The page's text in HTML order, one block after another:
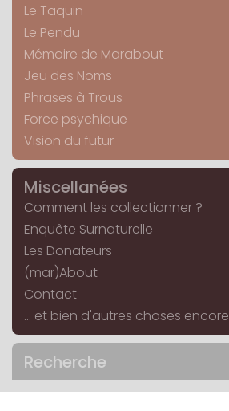
Le Taquin
Le Pendu
Mémoire de Marabout
Jeu des Noms
Phrases à Trous
Force psychique
Vision du futur
Miscellanées
Comment les collectionner ?
Enquête Surnaturelle
Les Donateurs
(mar)About
Contact
... et bien d'autres choses encore
Recherche